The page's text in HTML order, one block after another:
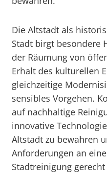
Die Altstadt als
Stadt birgt besondere
der Räumung von
Erhalt des kulturellen
gleichzeitige
sensibles Vorgehen.
auf nachhaltige
innovative
Altstadt zu bewahren
Anforderungen an
Stadtreinigung